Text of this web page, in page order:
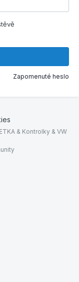
Zapomenuté heslo
& Kontrolky & VW